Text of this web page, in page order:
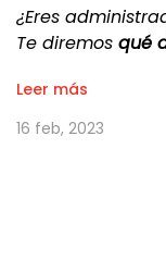
¿Eres
Te diremos qué
Leer más
16 feb, 2023